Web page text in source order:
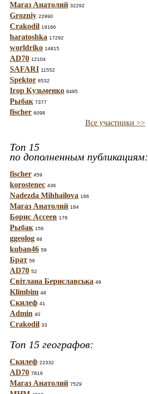
Магаз Анатолий 32292
Grozniy 22990
Crakodil 19166
haratoshka 17292
worldriko 14815
AD70 12104
SAFARI 11552
Spektor 8532
Ігор Кузьменко 8485
Рыбак 7377
fischer 6098
Все участники >>
Топ 15
по дополненным публикациям:
fischer 459
korostenec 436
Nadezda Mihhailova 186
Магаз Анатолий 184
Борис Ассеев 178
Рыбак 156
ggeolog 88
kuban46 59
Брат 56
AD70 52
Світлана Бериславська 49
Klimbim 48
Скилеф 41
Admin 40
Crakodil 33
Топ 15 географов:
Скилеф 22332
AD70 7819
Магаз Анатолий 7529